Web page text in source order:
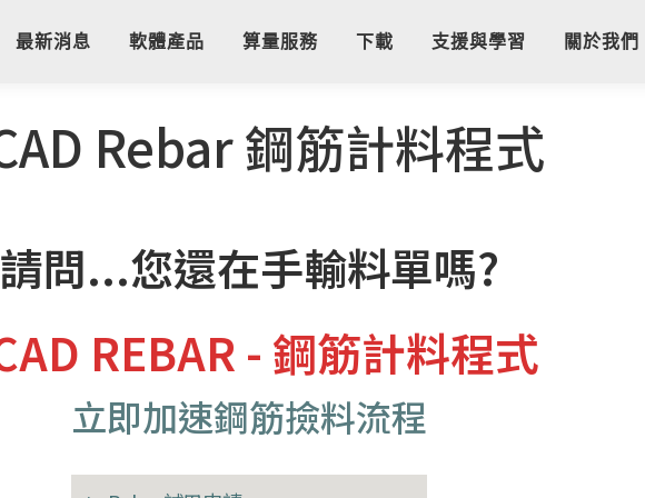
最新消息 軟體產品 算量服務 下載 支援與學習 關於我們
Rebar 鋼筋計料程式
請問...您還在手輸料單嗎?
REBAR - 鋼筋計料程式
立即加速鋼筋撿料流程